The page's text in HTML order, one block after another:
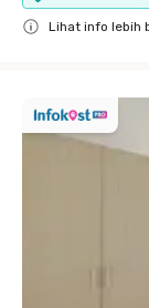
Lihat info lebih